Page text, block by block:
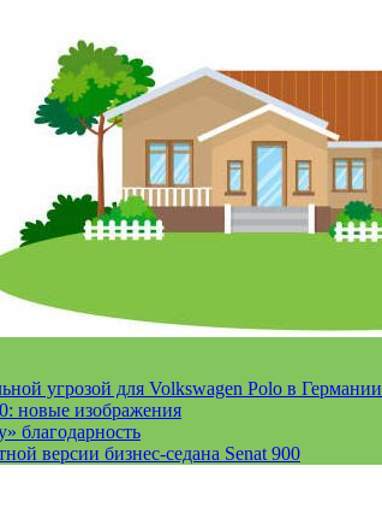
угрозой для Volkswagen Polo в Германии
новые изображения
благодарность
версии бизнес-седана Senat 900